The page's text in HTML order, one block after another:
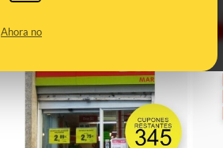
Ahora no